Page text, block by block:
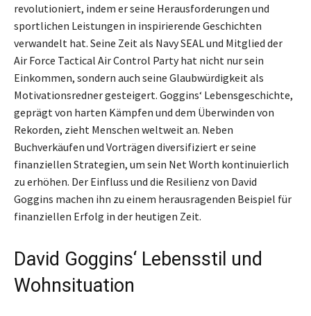
revolutioniert, indem er seine Herausforderungen und
sportlichen Leistungen in inspirierende Geschichten
verwandelt hat. Seine Zeit als Navy SEAL und Mitglied der
Air Force Tactical Air Control Party hat nicht nur sein
Einkommen, sondern auch seine Glaubwürdigkeit als
Motivationsredner gesteigert. Goggins‘ Lebensgeschichte,
geprägt von harten Kämpfen und dem Überwinden von
Rekorden, zieht Menschen weltweit an. Neben
Buchverkäufen und Vorträgen diversifiziert er seine
finanziellen Strategien, um sein Net Worth kontinuierlich
zu erhöhen. Der Einfluss und die Resilienz von David
Goggins machen ihn zu einem herausragenden Beispiel für
finanziellen Erfolg in der heutigen Zeit.
David Goggins‘ Lebensstil und
Wohnsituation